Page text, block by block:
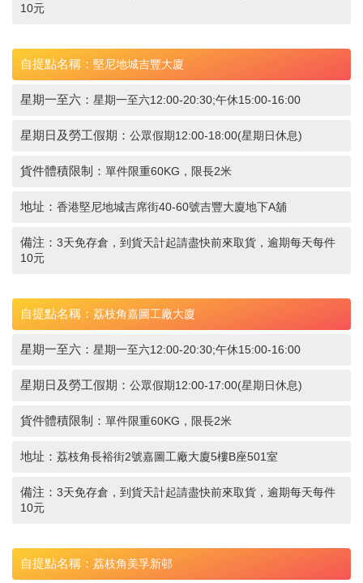
10元
自提點名稱： 堅尼地城吉豐大廈
星期一至六： 星期一至六12:00-20:30;午休15:00-16:00
星期日及勞工假期： 公眾假期12:00-18:00(星期日休息)
貨件體積限制： 單件限重60KG，限長2米
地址： 香港堅尼地城吉席街40-60號吉豐大廈地下A舖
備注： 3天免存倉，到貨天計起請盡快前來取貨，逾期每天每件
10元
自提點名稱： 荔枝角嘉圖工廠大廈
星期一至六： 星期一至六12:00-20:30;午休15:00-16:00
星期日及勞工假期： 公眾假期12:00-17:00(星期日休息)
貨件體積限制： 單件限重60KG，限長2米
地址： 荔枝角長裕街2號嘉圖工廠大廈5樓B座501室
備注： 3天免存倉，到貨天計起請盡快前來取貨，逾期每天每件
10元
自提點名稱： 荔枝角美孚新邨